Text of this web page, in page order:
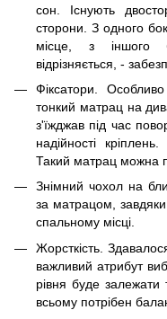
сон. Існують
сторони. З одного
місце, з іншого
відрізняється, -
Фіксатори.
тонкий матрац на
з'їжджав під час
надійності
Такий матрац можна
Знімний чохол на
за матрацом,
спальному місці.
Жорсткість.
важливий атрибут
рівня буде
всьому потрібен